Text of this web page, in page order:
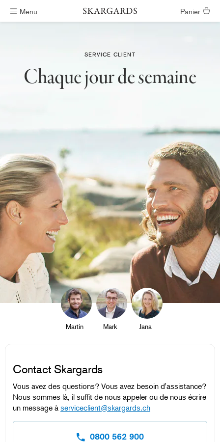
Menu Livraison gratuite Panier
SERVICE CLIENT
Chaque jour de semaine
Martin Mark Jana
Contact Skargards
Vous avez des questions? Vous avez besoin d'assistance?
Nous sommes là, il suffit de nous appeler ou de nous écrire
un message à serviceclient@skargards.ch
0800 562 900